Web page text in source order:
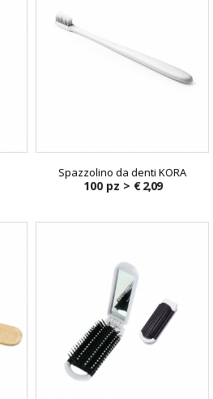
Spazzolino da denti KORA
100 pz > € 2,09